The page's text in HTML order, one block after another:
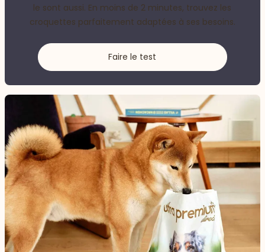
le sont aussi. En moins de 2 minutes, trouvez les
croquettes parfaitement adaptées à ses besoins.
Faire le test